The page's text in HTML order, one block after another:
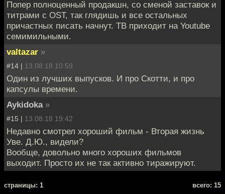
Попер полноценный продакшн, со сменой заставок и
титрами с OST, так глядишь и все остальных
причастных писать начнут. ТВ приходит на Youtube
семимильными.
valtazar »
#14 | 13.08.18 10:59
Один из лучших выпусков. И про Скотти, и про
капсулы времени.
Aykidoka »
#15 | 13.08.18 19:42
Недавно смотрел хороший фильм - Вторая жизнь
Уве. Д.Ю., видели?
Вообще, довольно много хороших фильмов
выходит. Просто их не так активно тиражируют.
cтраницы: 1 всего: 15